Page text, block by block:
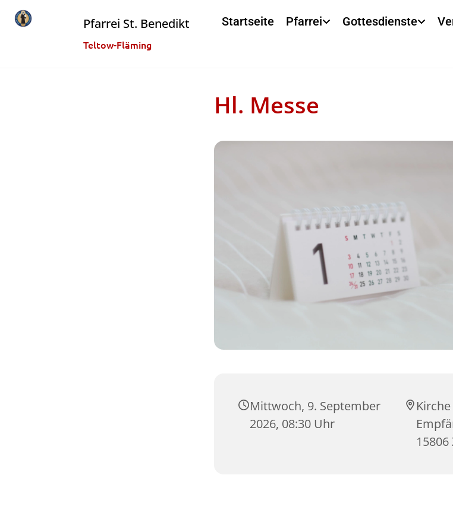
Pfarrei St. Benedikt
Teltow-Fläming
Startseite Pfarrei Gottesdienste
Hl. Messe
Mittwoch, 9. September
2026, 08:30 Uhr
15806